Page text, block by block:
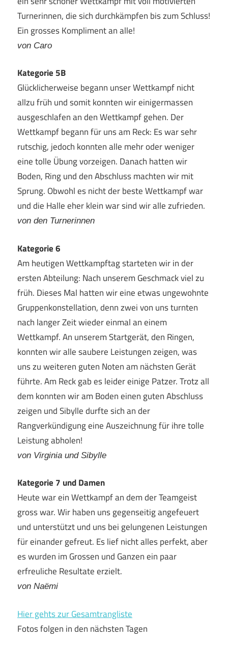
Turnerinnen, die sich durchkämpfen bis zum Schluss!
Ein grosses Kompliment an alle!
von Caro
Kategorie 5B
Glücklicherweise begann unser Wettkampf nicht
allzu früh und somit konnten wir einigermassen
ausgeschlafen an den Wettkampf gehen. Der
Wettkampf begann für uns am Reck: Es war sehr
rutschig, jedoch konnten alle mehr oder weniger
eine tolle Übung vorzeigen. Danach hatten wir
Boden, Ring und den Abschluss machten wir mit
Sprung. Obwohl es nicht der beste Wettkampf war
und die Halle eher klein war sind wir alle zufrieden.
von den Turnerinnen
Kategorie 6
Am heutigen Wettkampftag starteten wir in der
ersten Abteilung: Nach unserem Geschmack viel zu
früh. Dieses Mal hatten wir eine etwas ungewohnte
Gruppenkonstellation, denn zwei von uns turnten
nach langer Zeit wieder einmal an einem
Wettkampf. An unserem Startgerät, den Ringen,
konnten wir alle saubere Leistungen zeigen, was
uns zu weiteren guten Noten am nächsten Gerät
führte. Am Reck gab es leider einige Patzer. Trotz all
dem konnten wir am Boden einen guten Abschluss
zeigen und Sibylle durfte sich an der
Rangverkündigung eine Auszeichnung für ihre tolle
Leistung abholen!
von Virginia und Sibylle
Kategorie 7 und Damen
Heute war ein Wettkampf an dem der Teamgeist
gross war. Wir haben uns gegenseitig angefeuert
und unterstützt und uns bei gelungenen Leistungen
für einander gefreut. Es lief nicht alles perfekt, aber
es wurden im Grossen und Ganzen ein paar
erfreuliche Resultate erzielt.
von Naëmi
Hier gehts zur Gesamtrangliste
Fotos folgen in den nächsten Tagen